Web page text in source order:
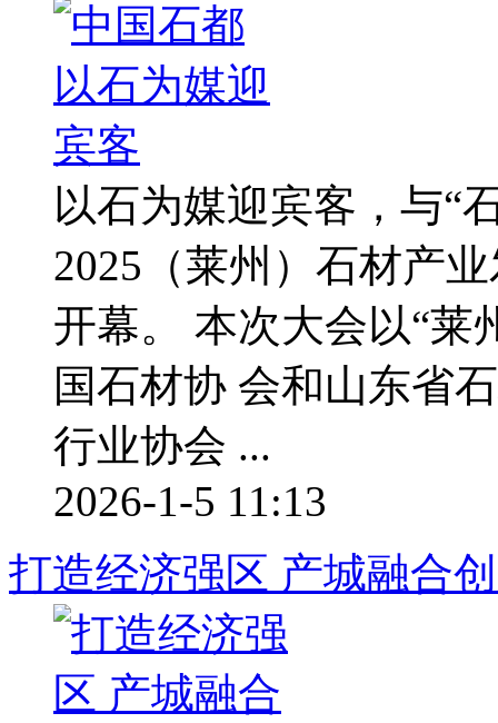
以石为媒迎宾客，与“
2025（莱州）石材产
开幕。 本次大会以“莱
国石材协 会和山东省
行业协会 ...
2026-1-5 11:13
打造经济强区 产城融合